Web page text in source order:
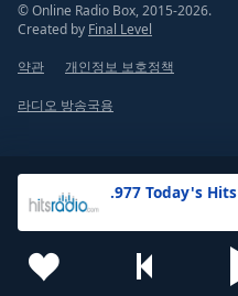
.977 Today's Hits
© Online Radio Box, 2015-2026.
Created by Final Level
약관
개인정보 보호정책
라디오 방송국용